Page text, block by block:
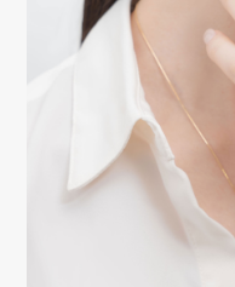
FRANCK MULLER
フランク・ミュラー
VACHERON
CONSTANTIN
ヴァシュロン・コン
ンタン
AUDEMARS
オーデマ・ピゲ
NOMBRE putite
ノンブルプティ
ALPHA putite
アルファプティ
RICH CROSS
リッチクロス
ANGLER
小物
エ